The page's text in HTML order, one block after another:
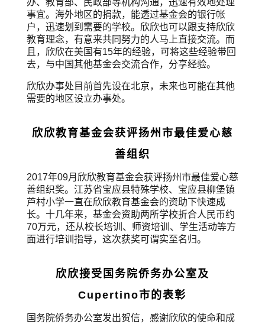
办、教育部、民政部等机构沟通，迅速有效地处理
事宜。海外地区的捐款，能透过基金会的银行帐
户，迅速划到需要的学校。欣欣也可以跟支持欣欣
教育理念，有意来共同努力的人马上直接交流。而
且，欣欣在美国有15年的经验，可将这些经验带回
去，与中国其他基金会交流合作，分享经验。
欣欣办事处目前首先设在北京，未来也可能在其他
需要的地区设立办事处。
欣欣教育基金会获评扬州市最佳爱心慈
善组织
2017年09月欣欣教育基金会获评扬州市最佳爱心慈
善组织奖。江苏省宝应县特殊学校、宝应县柳堡镇
芦村小学一直在欣欣教育基金会的资助下快速成
长。十几年来，基金会资助两所学校折合人民币约
70万元，还从校长培训、师资培训、学生活动等方
面进行培训指导，这次获奖可谓实至名归。
欣欣接受国务院侨务办公室及
Cupertino市的表彰
国务院侨务办公室发出贺信，感谢欣欣的使命和成